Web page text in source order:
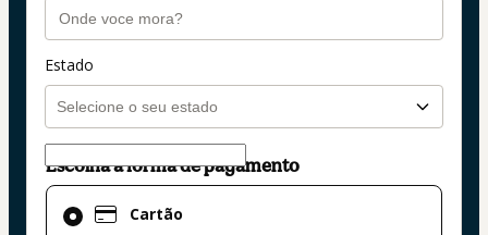
Estado
Escolha a forma de pagamento
Cartão
Cartão
selecionado